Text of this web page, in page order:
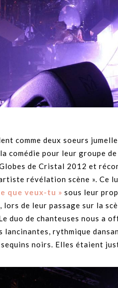
comme deux soeurs
comédie pour leur groupe
de Cristal 2012 et
révélation scène ».
que veux-tu » sous leur
de leur passage sur la
duo de chanteuses nous a
lancinantes, rythmique
sequins noirs. Elles étaient